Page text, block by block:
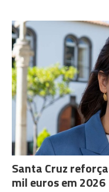
Santa Cruz
mil euros em 2026